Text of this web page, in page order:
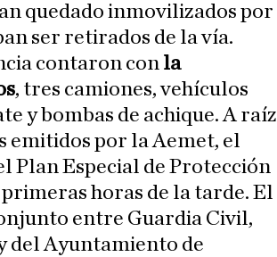
quedado inmovilizados por
ser retirados de la vía.
contaron con la
, tres camiones, vehículos
y bombas de achique. A raíz
emitidos por la Aemet, el
Plan Especial de Protección
horas de la tarde. El
entre Guardia Civil,
del Ayuntamiento de